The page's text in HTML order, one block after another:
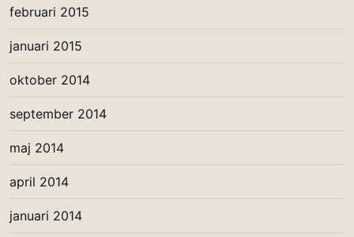
februari 2015
januari 2015
oktober 2014
september 2014
maj 2014
april 2014
januari 2014